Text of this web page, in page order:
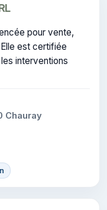
pour vente,
est certifiée
interventions
Chauray